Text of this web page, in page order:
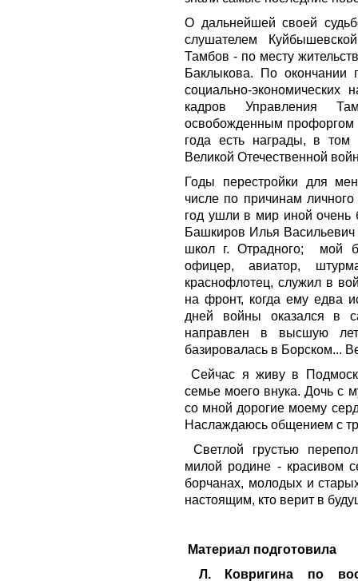
О дальнейшей своей
слушателем
Тамбов - по месту
Баклыкова. По окончании
социально-
кадров Управления
освобожденным профоргом
года есть награды, в
Великой Отечественной
Годы перестройки для
числе по причинам
год ушли в мир иной
Башкиров Илья Васильевич
школ г. Отрадного;
мой
офицер, авиатор,
краснофлотец, служил в
на фронт, когда ему едва
дней войны оказался в
направлен в высшую
базировалась в Борском...
Сейчас я живу в
семье моего внука. Дочь с
со мной дорогие моему
Наслаждаюсь общением с
Светлой грустью
милой родине - красивом
борчанах, молодых и
настоящим, кто верит в
Материал подготовила
Л. Ковригина по